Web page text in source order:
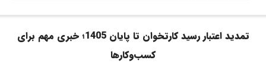
تمدید اعتبار رسید کارتخوان تا پایان 1405؛ خبری مهم برای
کسب‌وکارها